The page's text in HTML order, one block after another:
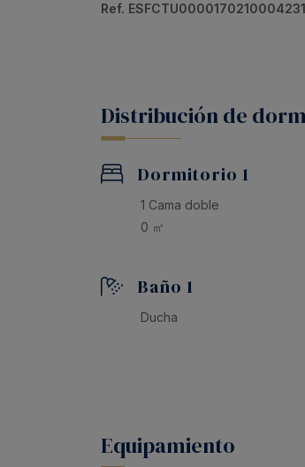
¡Reserva ya y disfruta de
Ref.
Distribución de
Dormitorio 1
1 Cama doble
0 ㎡
Baño 1
Ducha
Equipamiento